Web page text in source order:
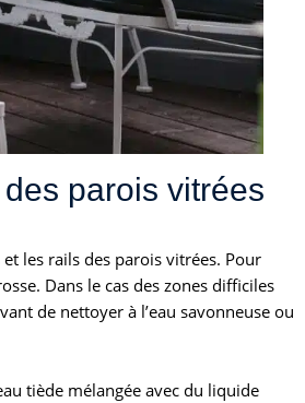
parois vitrées
les rails des parois vitrées. Pour
Dans le cas des zones difficiles
de nettoyer à l’eau savonneuse ou
tiède mélangée avec du liquide